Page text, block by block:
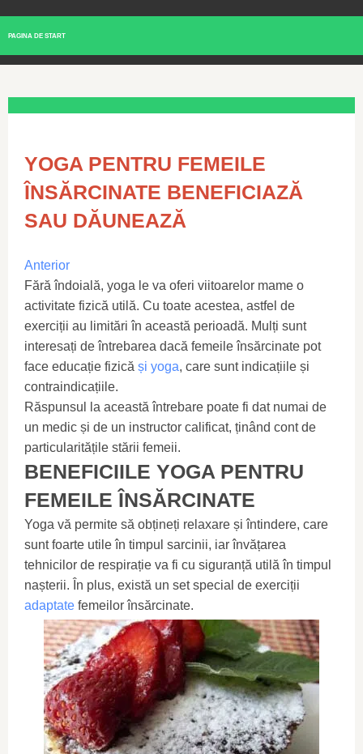
PAGINA DE START
YOGA PENTRU FEMEILE
ÎNSĂRCINATE BENEFICIAZĂ
SAU DĂUNEAZĂ
Anterior
Fără îndoială, yoga le va oferi viitoarelor mame o
activitate fizică utilă. Cu toate acestea, astfel de
exerciții au limitări în această perioadă. Mulți sunt
interesați de întrebarea dacă femeile însărcinate pot
face educație fizică și yoga, care sunt indicațiile și
contraindicațiile.
Răspunsul la această întrebare poate fi dat numai de
un medic și de un instructor calificat, ținând cont de
particularitățile stării femeii.
BENEFICIILE YOGA PENTRU
FEMEILE ÎNSĂRCINATE
Yoga vă permite să obțineți relaxare și întindere, care
sunt foarte utile în timpul sarcinii, iar învățarea
tehnicilor de respirație va fi cu siguranță utilă în timpul
nașterii. În plus, există un set special de exerciții
adaptate femeilor însărcinate.